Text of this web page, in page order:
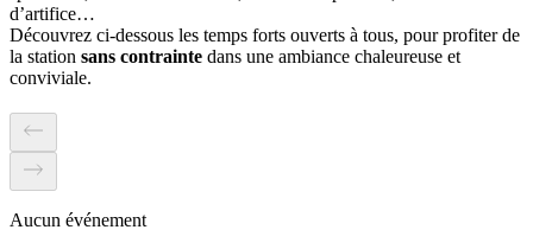
d’artifice…
Découvrez ci-dessous les temps forts ouverts à tous, pour profiter de
la station sans contrainte dans une ambiance chaleureuse et
conviviale.
Aucun événement